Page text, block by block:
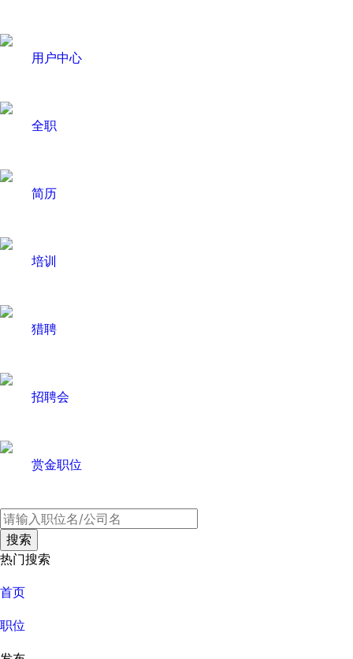
用户中心
全职
简历
培训
猎聘
招聘会
赏金职位
热门搜索
首页
职位